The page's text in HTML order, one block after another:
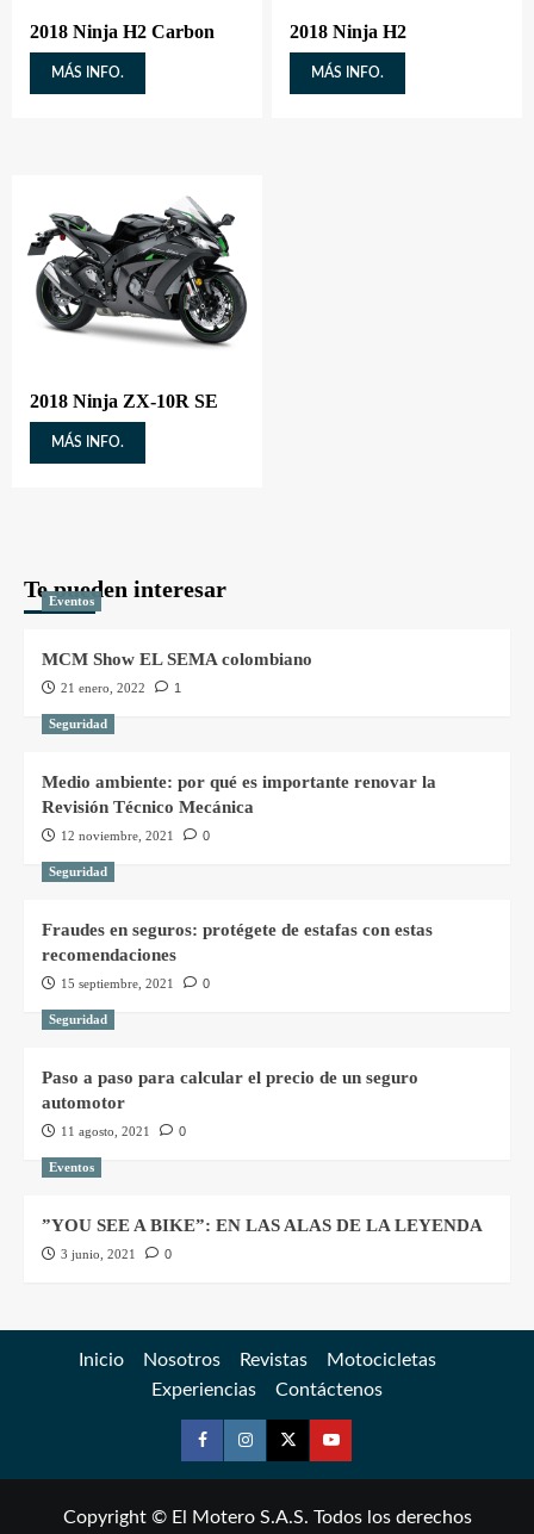
2018 Ninja H2 Carbon
MÁS INFO.
2018 Ninja H2
MÁS INFO.
2018 Ninja ZX-10R SE
MÁS INFO.
Te pueden interesar
Eventos
MCM Show EL SEMA colombiano
21 enero, 2022 1
Seguridad
Medio ambiente: por qué es importante renovar la
Revisión Técnico Mecánica
12 noviembre, 2021 0
Seguridad
Fraudes en seguros: protégete de estafas con estas
recomendaciones
15 septiembre, 2021 0
Seguridad
Paso a paso para calcular el precio de un seguro
automotor
11 agosto, 2021 0
Eventos
”YOU SEE A BIKE”: EN LAS ALAS DE LA LEYENDA
3 junio, 2021 0
Inicio Nosotros Revistas
Motocicletas
Experiencias
Contáctenos
Copyright © El Motero S.A.S. Todos los derechos